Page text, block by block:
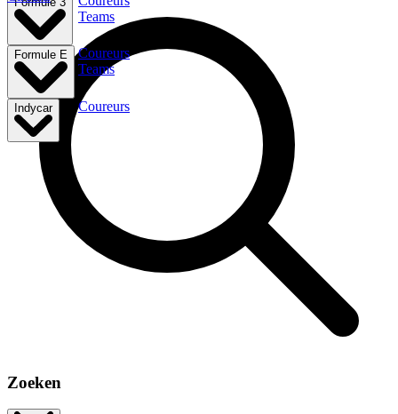
Teams
Formule E
Coureurs
Teams
Indycar Coureurs
Zoeken